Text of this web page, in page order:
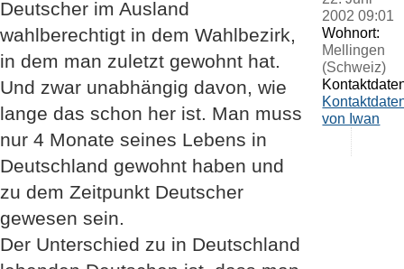
Deutscher im Ausland
wahlberechtigt in dem Wahlbezirk,
in dem man zuletzt gewohnt hat.
Und zwar unabhängig davon, wie
lange das schon her ist. Man muss
nur 4 Monate seines Lebens in
Deutschland gewohnt haben und
zu dem Zeitpunkt Deutscher
gewesen sein.
Der Unterschied zu in Deutschland
2002 09:01
Wohnort:
Mellingen
(Schweiz)
von Iwan